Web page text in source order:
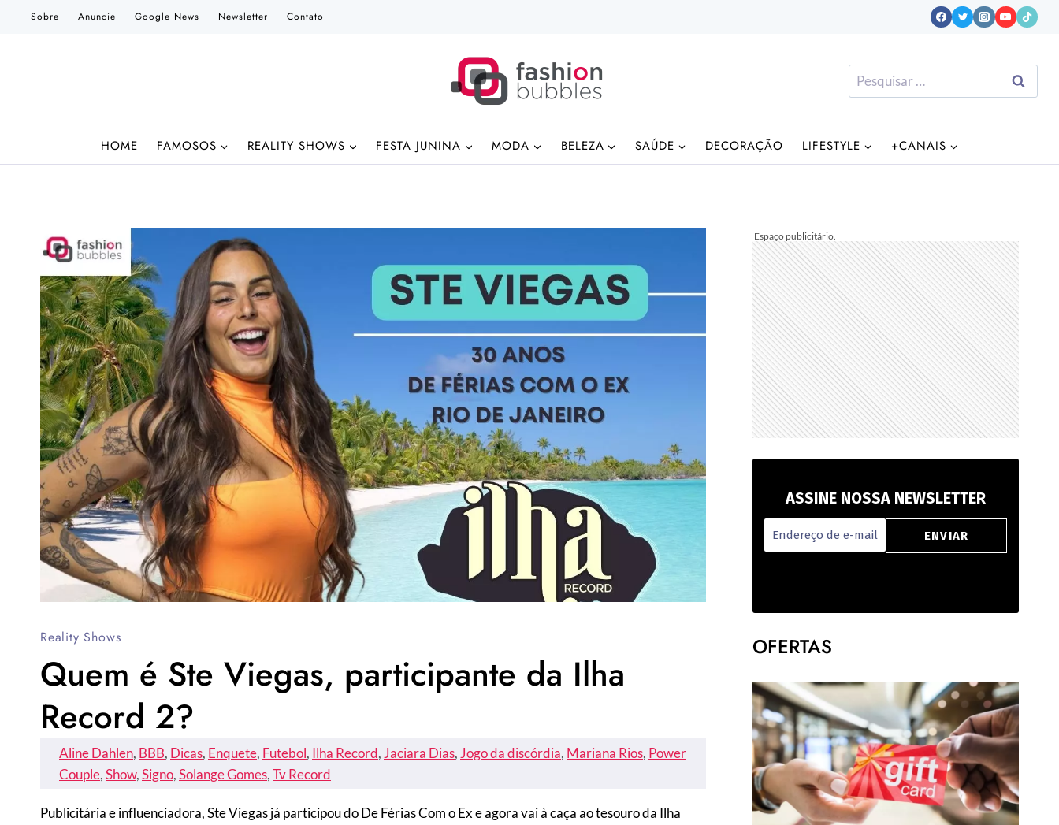
Sobre Anuncie Google News Newsletter Contato
Pesquisar
por:
HOME FAMOSOS REALITY SHOWS FESTA JUNINA MODA BELEZA SAÚDE DECORAÇÃO LIFESTYLE +CANAIS
Reality Shows
Quem é Ste Viegas, participante da Ilha
Record 2?
Aline Dahlen, BBB, Dicas, Enquete, Futebol, Ilha Record, Jaciara Dias, Jogo da discórdia, Mariana Rios, Power
Couple, Show, Signo, Solange Gomes, Tv Record
Publicitária e influenciadora, Ste Viegas já participou do De Férias Com o Ex e agora vai à caça ao tesouro da Ilha
ASSINE NOSSA NEWSLETTER
OFERTAS